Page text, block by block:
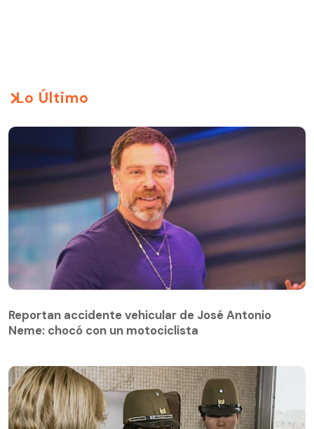
Lo Último
Reportan accidente vehicular de José Antonio
Neme: chocó con un motociclista